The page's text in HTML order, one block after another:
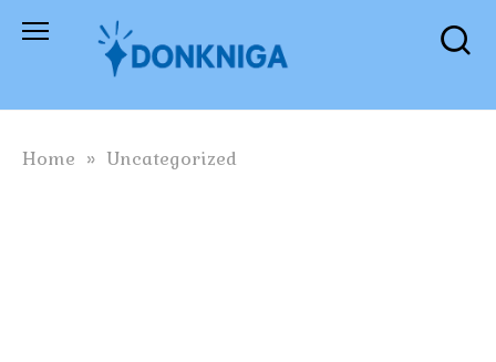
Skip
Home » Uncategorized